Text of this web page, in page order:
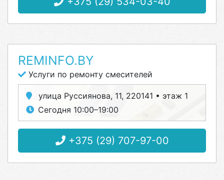
REMINFO.BY
Услуги по ремонту смесителей
улица Руссиянова, 11, 220141 • этаж 1
Сегодня 10:00–19:00
+375 (29) 707-97-00